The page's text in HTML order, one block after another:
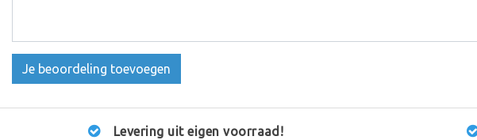
Je beoordeling toevoegen
Levering uit eigen voorraad!